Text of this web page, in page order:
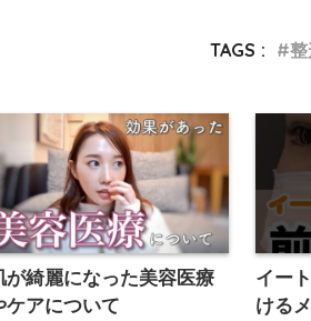
TAGS :
が綺麗になった美容医療
ケアについて
イー
ける